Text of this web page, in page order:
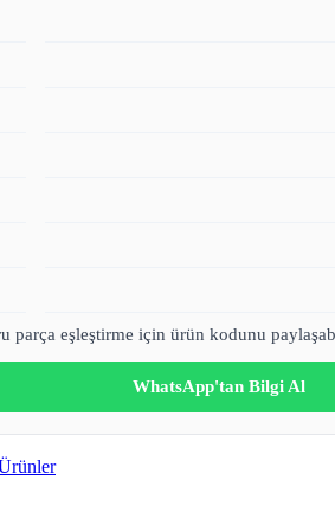
parça eşleştirme için ürün kodunu
WhatsApp'tan Bilgi Al